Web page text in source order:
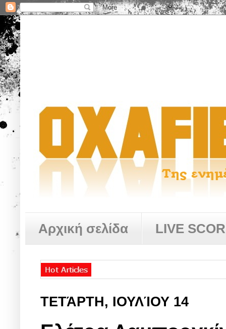
Αρχική σελίδα LIVE
ΤΕΤΆΡΤΗ, ΙΟΥΛΊΟΥ 14